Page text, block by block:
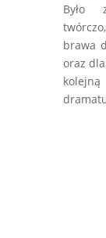
Było
brawa
oraz